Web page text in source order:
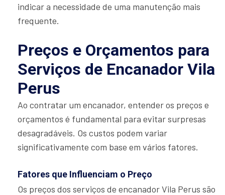
indicar a necessidade de uma manutenção mais
frequente.
Preços e Orçamentos para
Serviços de Encanador Vila
Perus
Ao contratar um encanador, entender os preços e
orçamentos é fundamental para evitar surpresas
desagradáveis. Os custos podem variar
significativamente com base em vários fatores.
Fatores que Influenciam o Preço
Os preços dos serviços de encanador Vila Perus são